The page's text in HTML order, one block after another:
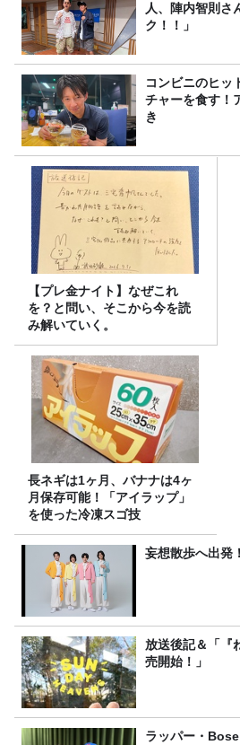
人、陣内智則さ
ク！！」
コンビニのヒッ
チャーを食す！
き
【プレ金ナイト】なぜこれ
を？と問い、そこから今を読
み解いていく。
長ネギは1ヶ月、バナナは4ヶ
月保存可能！「アイラップ」
を使った冷凍スゴ技
妄想散歩へ出発
放送後記＆「『
売開始！」
ラッパー・Bose